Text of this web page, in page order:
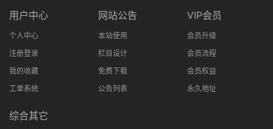
用户中心
个人中心
注册登录
我的收藏
工单系统
网站公告
本站使用
栏目设计
免费下载
公告列表
VIP会员
会员升级
会员流程
会员权益
永久地址
综合其它